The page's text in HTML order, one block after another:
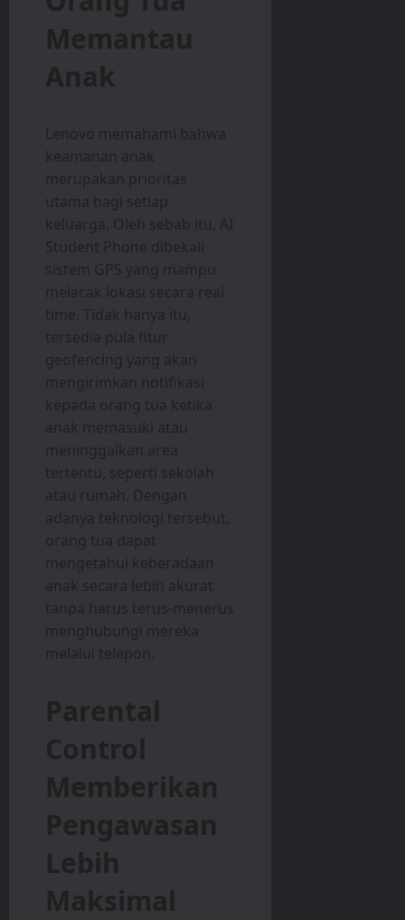
Memantau
Anak
Lenovo memahami bahwa
keamanan anak
merupakan prioritas
utama bagi setiap
keluarga. Oleh sebab itu, AI
Student Phone dibekali
sistem GPS yang mampu
melacak lokasi secara real
time. Tidak hanya itu,
tersedia pula fitur
geofencing yang akan
mengirimkan notifikasi
kepada orang tua ketika
anak memasuki atau
meninggalkan area
tertentu, seperti sekolah
atau rumah. Dengan
adanya teknologi tersebut,
orang tua dapat
mengetahui keberadaan
anak secara lebih akurat
tanpa harus terus-menerus
menghubungi mereka
melalui telepon.
Parental
Control
Memberikan
Pengawasan
Lebih
Maksimal